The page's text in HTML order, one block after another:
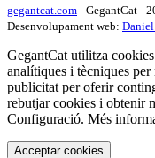
gegantcat.com - GegantCat -
Desenvolupament web: Daniel
GegantCat utilitza
analítiques i tècniques
publicitat per oferir
rebutjar cookies i obtenir
Configuració. Més
Acceptar cookies